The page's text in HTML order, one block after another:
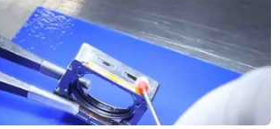
thập kỷ đưa liệt sỹ